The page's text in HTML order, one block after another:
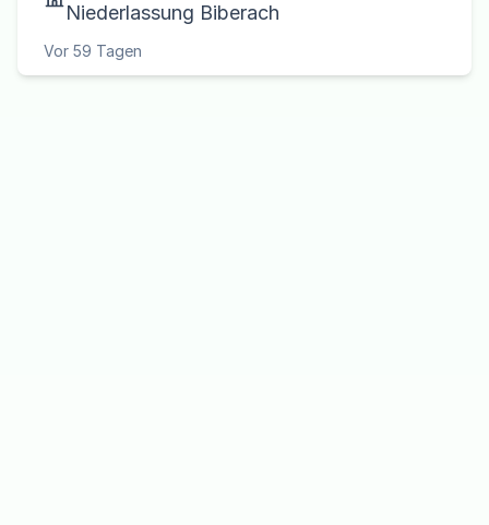
Niederlassung Biberach
Vor 59 Tagen